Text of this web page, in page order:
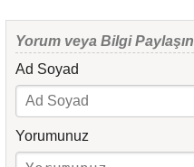
Yorum veya Bilgi Paylaşın
Ad Soyad
Yorumunuz